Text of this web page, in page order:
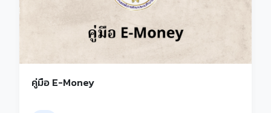
คู่มือ E-Money